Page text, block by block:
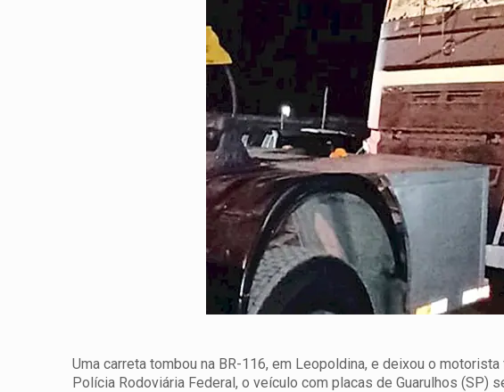
Uma carreta tombou na BR-116, em Leopoldina, e deixou o
Polícia Rodoviária Federal, o veículo com placas de Guarulhos (SP)